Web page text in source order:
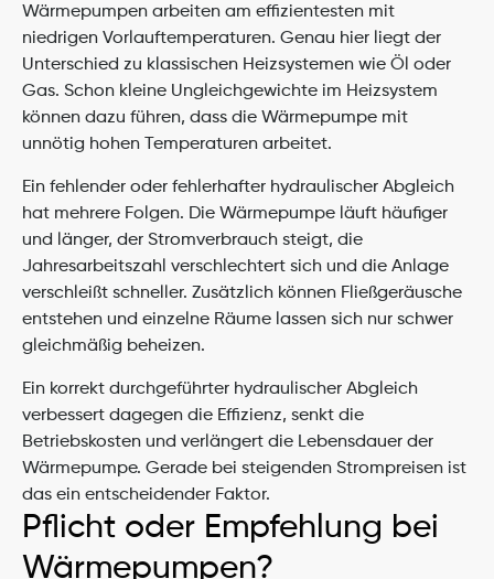
Wärmepumpen arbeiten am effizientesten mit
niedrigen Vorlauftemperaturen. Genau hier liegt der
Unterschied zu klassischen Heizsystemen wie Öl oder
Gas. Schon kleine Ungleichgewichte im Heizsystem
können dazu führen, dass die Wärmepumpe mit
unnötig hohen Temperaturen arbeitet.
Ein fehlender oder fehlerhafter hydraulischer Abgleich
hat mehrere Folgen. Die Wärmepumpe läuft häufiger
und länger, der Stromverbrauch steigt, die
Jahresarbeitszahl verschlechtert sich und die Anlage
verschleißt schneller. Zusätzlich können Fließgeräusche
entstehen und einzelne Räume lassen sich nur schwer
gleichmäßig beheizen.
Ein korrekt durchgeführter hydraulischer Abgleich
verbessert dagegen die Effizienz, senkt die
Betriebskosten und verlängert die Lebensdauer der
Wärmepumpe. Gerade bei steigenden Strompreisen ist
das ein entscheidender Faktor.
Pflicht oder Empfehlung bei
Wärmepumpen?